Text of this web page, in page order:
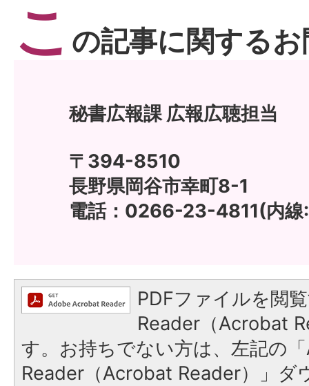
こ の記事に関する
秘書広報課 広報広聴担当
〒394-8510
長野県岡谷市幸町8-1
電話：0266-23-4811(内
PDFファイルを閲
Reader（Acrobat
す。お持ちでない方は、左記の
Reader（Acrobat Reader）」ダ